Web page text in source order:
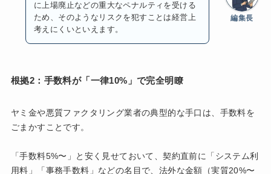
編集長
に上場廃止などの重大なペナルティを受ける
ため、そのようなリスクを犯すことは経営上
考えにくいといえます。
根拠2：手数料が「一律10%」で完全明瞭
ヤミ金や悪質ファクタリング業者の典型的な手口は、手数料を
ごまかすことです。
「手数料5%〜」と安く見せておいて、契約直前に「システム利
用料」「事務手数料」などの名目で、法外な金額（実質20%〜